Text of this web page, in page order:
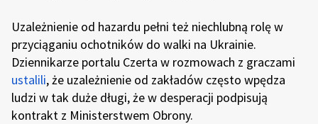
Uzależnienie od hazardu pełni też niechlubną rolę w
przyciąganiu ochotników do walki na Ukrainie.
Dziennikarze portalu Czerta w rozmowach z graczami
ustalili, że uzależnienie od zakładów często wpędza
ludzi w tak duże długi, że w desperacji podpisują
kontrakt z Ministerstwem Obrony.